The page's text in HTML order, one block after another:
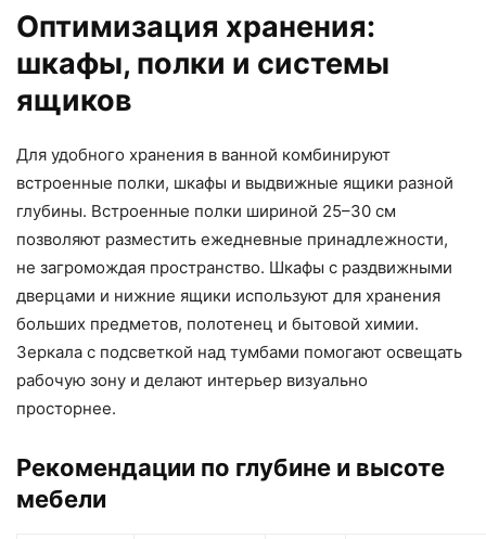
Оптимизация хранения:
шкафы, полки и системы
ящиков
Для удобного хранения в ванной комбинируют
встроенные полки, шкафы и выдвижные ящики разной
глубины. Встроенные полки шириной 25–30 см
позволяют разместить ежедневные принадлежности,
не загромождая пространство. Шкафы с раздвижными
дверцами и нижние ящики используют для хранения
больших предметов, полотенец и бытовой химии.
Зеркала с подсветкой над тумбами помогают освещать
рабочую зону и делают интерьер визуально
просторнее.
Рекомендации по глубине и высоте
мебели